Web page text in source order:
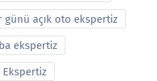
günü açık oto ekspertiz
ekspertiz
Ekspertiz